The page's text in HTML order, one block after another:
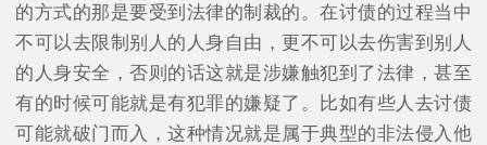
的方式的那是要受到法律的制裁的。在讨债的过程当中
不可以去限制别人的人身自由，更不可以去伤害到别人
的人身安全，否则的话这就是涉嫌触犯到了法律，甚至
有的时候可能就是有犯罪的嫌疑了。比如有些人去讨债
可能就破门而入，这种情况就是属于典型的非法侵入他